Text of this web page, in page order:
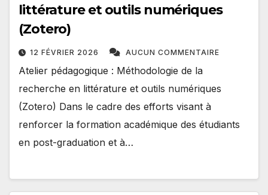
littérature et outils numériques
(Zotero)
12 FÉVRIER 2026 AUCUN COMMENTAIRE
Atelier pédagogique : Méthodologie de la
recherche en littérature et outils numériques
(Zotero) Dans le cadre des efforts visant à
renforcer la formation académique des étudiants
en post-graduation et à…